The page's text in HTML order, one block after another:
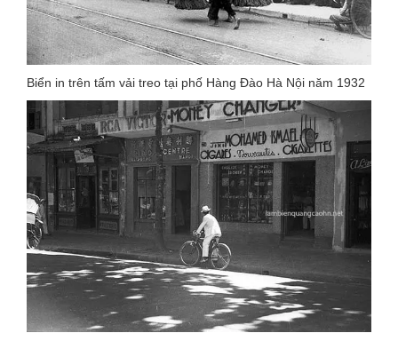
Biển in trên tấm vải treo tại phố Hàng Đào Hà Nội năm 1932